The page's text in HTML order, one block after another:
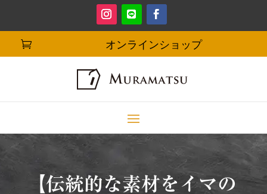
 オンラインショップ
【伝統的な素材をイマの